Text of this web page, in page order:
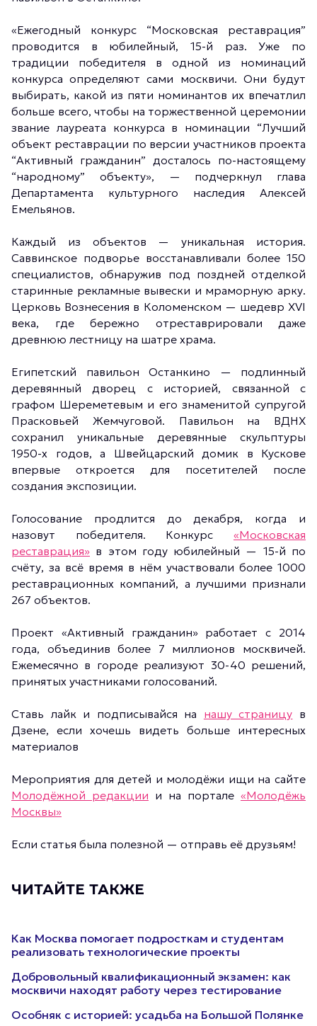
«Ежегодный конкурс “Московская реставрация”
проводится в юбилейный, 15-й раз. Уже по
традиции победителя в одной из номинаций
конкурса определяют сами москвичи. Они будут
выбирать, какой из пяти номинантов их впечатлил
больше всего, чтобы на торжественной церемонии
звание лауреата конкурса в номинации “Лучший
объект реставрации по версии участников проекта
“Активный гражданин” досталось по-настоящему
“народному” объекту», — подчеркнул глава
Департамента культурного наследия Алексей
Емельянов.
Каждый из объектов — уникальная история.
Саввинское подворье восстанавливали более 150
специалистов, обнаружив под поздней отделкой
старинные рекламные вывески и мраморную арку.
Церковь Вознесения в Коломенском — шедевр XVI
века, где бережно отреставрировали даже
древнюю лестницу на шатре храма.
Египетский павильон Останкино — подлинный
деревянный дворец с историей, связанной с
графом Шереметевым и его знаменитой супругой
Прасковьей Жемчуговой. Павильон на ВДНХ
сохранил уникальные деревянные скульптуры
1950-х годов, а Швейцарский домик в Кускове
впервые откроется для посетителей после
создания экспозиции.
Голосование продлится до декабря, когда и
назовут победителя. Конкурс «Московская
реставрация» в этом году юбилейный — 15-й по
счёту, за всё время в нём участвовали более 1000
реставрационных компаний, а лучшими признали
267 объектов.
Проект «Активный гражданин» работает с 2014
года, объединив более 7 миллионов москвичей.
Ежемесячно в городе реализуют 30-40 решений,
принятых участниками голосований.
Ставь лайк и подписывайся на нашу страницу в
Дзене, если хочешь видеть больше интересных
материалов
Мероприятия для детей и молодёжи ищи на сайте
Молодёжной редакции и на портале «Молодёжь
Москвы»
Если статья была полезной — отправь её друзьям!
ЧИТАЙТЕ ТАКЖЕ
Как Москва помогает подросткам и студентам
реализовать технологические проекты
Добровольный квалификационный экзамен: как
москвичи находят работу через тестирование
Особняк с историей: усадьба на Большой Полянке